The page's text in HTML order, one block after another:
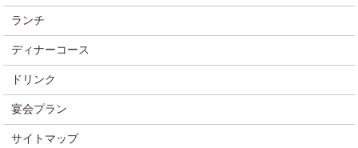
ランチ
ディナーコース
ドリンク
宴会プラン
サイトマップ